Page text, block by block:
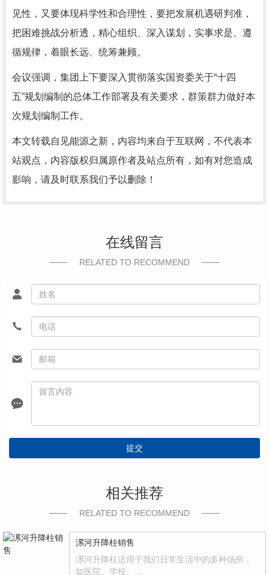
见性，又要体现科学性和合理性，要把发展机遇研判准，
把困难挑战分析透，精心组织、深入谋划，实事求是、遵
循规律，着眼长远、统筹兼顾。
会议强调，集团上下要深入贯彻落实国资委关于“十四
五”规划编制的总体工作部署及有关要求，群策群力做好本
次规划编制工作。
本文转载自见能源之新，内容均来自于互联网，不代表本
站观点，内容版权归属原作者及站点所有，如有对您造成
影响，请及时联系我们予以删除！
在线留言
RELATED TO RECOMMEND
提交
相关推荐
RELATED TO RECOMMEND
漯河升降柱销售
漯河升降柱适用于我们日常生活中的多种场所，
如医院、学校、…